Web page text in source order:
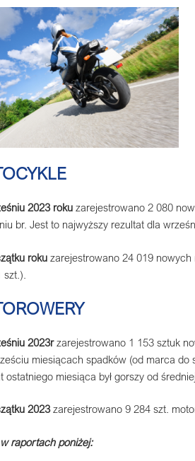
2023 roku zarejestrowano 2 080
br. Jest to najwyższy rezultat dla
roku zarejestrowano 24 019
2023rzarejestrowano 1 153 sztuk
miesiącach spadków (od marca do
ostatniego miesiąca był gorszy od
2023zarejestrowano 9 284 szt.
raportach poniżej: